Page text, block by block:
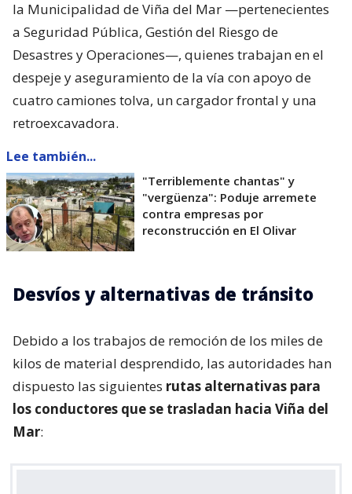
la Municipalidad de Viña del Mar —pertenecientes
a Seguridad Pública, Gestión del Riesgo de
Desastres y Operaciones—, quienes trabajan en el
despeje y aseguramiento de la vía con apoyo de
cuatro camiones tolva, un cargador frontal y una
retroexcavadora.
Lee también...
"Terriblemente chantas" y
"vergüenza": Poduje arremete
contra empresas por
reconstrucción en El Olivar
Desvíos y alternativas de tránsito
Debido a los trabajos de remoción de los miles de
kilos de material desprendido, las autoridades han
dispuesto las siguientes rutas alternativas para
los conductores que se trasladan hacia Viña del
Mar: